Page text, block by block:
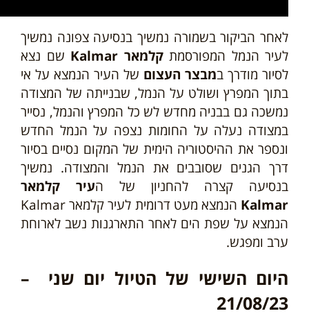
לאחר הביקור בשמורה נמשיך בנסיעה צפונה נמשיך
לעיר הנמל המפורסמתקלמאר Kalmar
שם נצא
לסיור מודרך במבצר העצום של העיר הנמצא על אי
בתוך המפרץ ושולט על הנמל, שבנייתה של המצודה
נמשכה גם בבניה מחדש לש כל המפרץ והנמל, נסייר
במצודה נעלה על החומות נצפה על הנמל החדש
ונספר את ההיסטוריה הימית של המקום נסיים בסיור
דרך הגנים שסובבים את הנמל והמצודה. נמשיך
בנסיעה קצרה להחניון של העיר קלמאר
Kalmar
הנמצא מעט דרומית לעיר קלמאר Kalmar
הנמצא על שפת הים לאחר התארגנות נשב לארוחת
ערב ומפגש.
היום השישי של הטיול יום שני –
21/08/23